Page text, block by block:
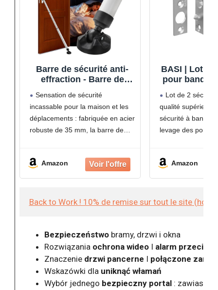
Barre de sécurité anti-
effraction - Barre de
porte coulissante,
fenêtre - Blanc
Sensation de sécurité
incassable pour la maison et les
déplacements : fabriquée en acier
robuste de 35 mm, la barre de
aux femmes célibataires et aux
personnes
Amazon
BASI | Lot
pour bandes
charnière |
levage |
mural | 2
Lot de 2
qualité supérieure
sécurité à bande
levage des portes
portes d'entrée de
Amazon
Back to Work ! 10% de remise sur tout le site (hors
Bezpieczeństwobramy, drzwi i okna
Rozwiązania ochrona wideoI alarm
Znaczenie drzwi pancerne I połączone zamki
Wskazówki dla uniknąć włamań
Wybór jednego bezpieczny portal: